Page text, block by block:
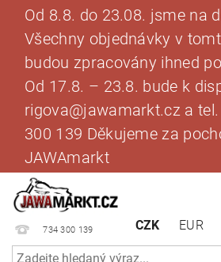
Od 8.8. do 23.08. jsme na
Všechny objednávky v
budou zpracovány ihned
Od 17.8. – 23.8. bude k
rigova@jawamarkt.cz a
300 139 Děkujeme za
JAWAmarkt
734 300 139 CZK EUR